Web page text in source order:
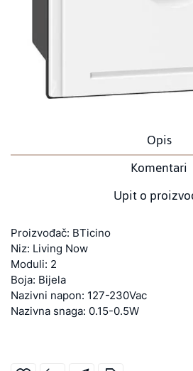
Opis
Komentari
Upit o
Proizvođač: BTicino
Niz: Living Now
Moduli: 2
Boja: Bijela
Nazivni napon: 127-230Vac
Nazivna snaga: 0.15-0.5W